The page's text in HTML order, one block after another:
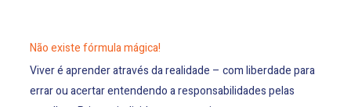
Não existe fórmula mágica!
Viver é aprender através da realidade – com liberdade para
errar ou acertar entendendo a responsabilidades pelas